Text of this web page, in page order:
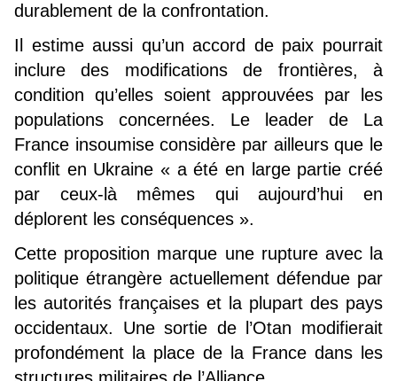
durablement de la confrontation.
Il estime aussi qu’un accord de paix pourrait
inclure des modifications de frontières, à
condition qu’elles soient approuvées par les
populations concernées. Le leader de La
France insoumise considère par ailleurs que le
conflit en Ukraine « a été en large partie créé
par ceux-là mêmes qui aujourd’hui en
déplorent les conséquences ».
Cette proposition marque une rupture avec la
politique étrangère actuellement défendue par
les autorités françaises et la plupart des pays
occidentaux. Une sortie de l’Otan modifierait
profondément la place de la France dans les